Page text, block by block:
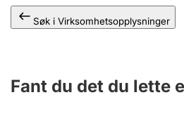
Søk i Virksomhetsopplysninger
Fant du det du lette